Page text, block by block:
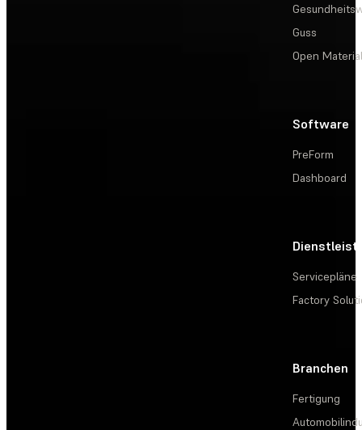
Guss
Open
Software
PreForm
Dashboard
Servicepläne
Factory
Branchen
Fertigung